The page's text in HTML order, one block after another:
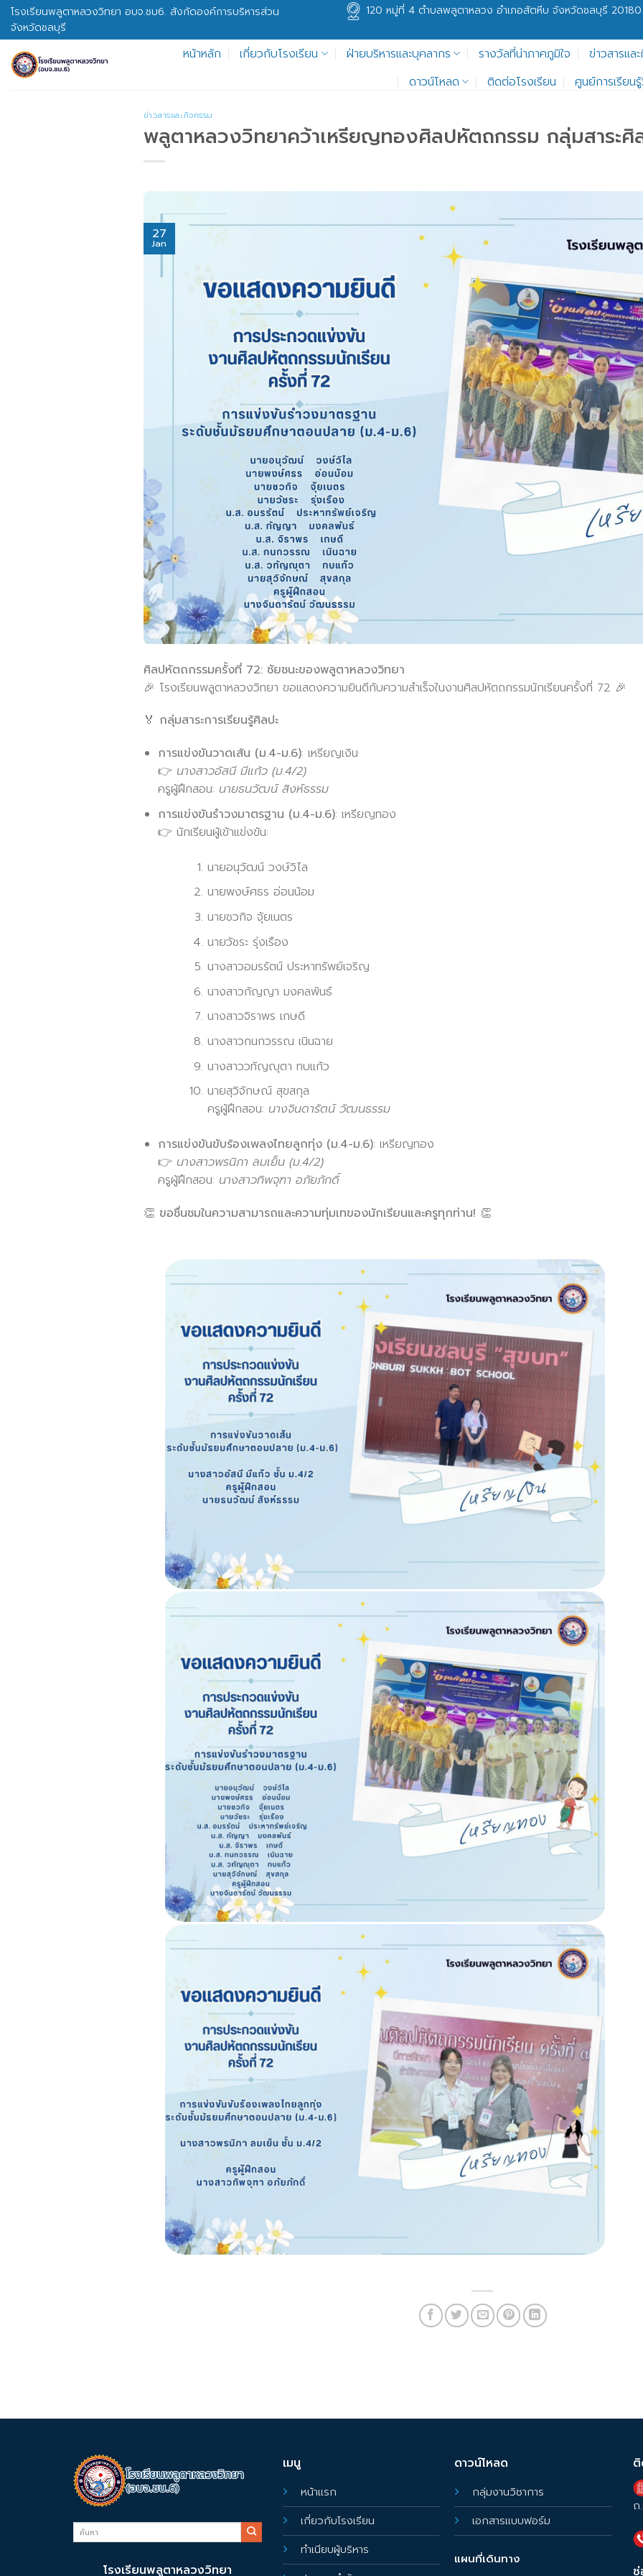
Skip
to
content
โรงเรียนพลูตาหลวงวิทยา อบจ.ชบ6. สังกัดองค์การบริหารส่วน
จังหวัดชลบุรี
120 หมู่ที่ 4 ตำบลพลูตาหลวง อำเภอสัตหีบ จังหวัดชลบุรี 20180
หน้าหลัก เกี่ยวกับโรงเรียน ฝ่ายบริหารและบุคลากร รางวัลที่น่าภาคภูมิใจ
ข่าวสารแล
ดาวน์โหลด
ติดต่อโรงเรียน ศูนย์การเรียน
ข่าวสารและกิจกรรม
พลูตาหลวงวิทยาคว้าเหรียญทองศิลปหัตถกรรม กลุ่มสาระศิ
27
Jan
ศิลปหัตถกรรมครั้งที่ 72: ชัยชนะของพลูตาหลวงวิทยา
🎉 โรงเรียนพลูตาหลวงวิทยา ขอแสดงความยินดีกับความสำเร็จในงานศิลปหัตถกรรมนักเรียนครั้งที่ 72 🎉
🏅 กลุ่มสาระการเรียนรู้ศิลปะ
การแข่งขันวาดเส้น (ม.4-ม.6): เหรียญเงิน
👉 นางสาวอัสนี มีแก้ว (ม.4/2)
ครูผู้ฝึกสอน: นายธนวัฒน์ สิงห์ธรรม
การแข่งขันรำวงมาตรฐาน (ม.4-ม.6): เหรียญทอง
👉 นักเรียนผู้เข้าแข่งขัน:
นายอนุวัฒน์ วงษ์วิไล
นายพงษ์ศธร อ่อนน้อม
นายชวกิจ จุ้ยเนตร
นายวัชระ รุ่งเรือง
นางสาวอมรรัตน์ ประหาทรัพย์เจริญ
นางสาวกัญญา มงคลพันธ์
นางสาวจิราพร เกษดี
นางสาวกนกวรรณ เนินฉาย
นางสาววทัญญุตา ทบแก้ว
นายสุวิจักษณ์ สุขสกุล
ครูผู้ฝึกสอน: นางจินดารัตน์ วัฒนธรรม
การแข่งขันขับร้องเพลงไทยลูกทุ่ง (ม.4-ม.6): เหรียญทอง
👉 นางสาวพรนิภา ลมเย็น (ม.4/2)
ครูผู้ฝึกสอน: นางสาวทิพจุฑา อภัยภักดิ์
👏 ขอชื่นชมในความสามารถและความทุ่มเทของนักเรียนและครูทุกท่าน! 👏
โรงเรียนพลูตาหลวงวิทยา
เมนู
หน้าแรก
เกี่ยวกับโรงเรียน
ทำเนียบผู้บริหาร
ดาวน์โหลด
กลุ่มงานวิชาการ
เอกสารแบบฟอร์ม
แผนที่เดินทาง
ถ